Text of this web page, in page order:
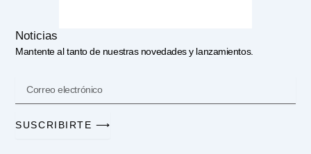
Noticias
Mantente al tanto de nuestras novedades y lanzamientos.
SUSCRIBIRTE ⟶